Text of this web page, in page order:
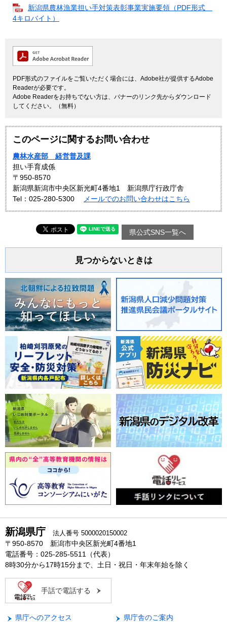
新潟県農林漁業担い手対策表彰事業実施要領（PDF形式
4キロバイト）
PDF形式のファイルをご覧いただく場合には、Adobe社が提供するAdobe
Readerが必要です。
Adobe Readerをお持ちでない方は、バナーのリンク先からダウンロード
してください。（無料）
このページに関するお問い合わせ
農林水産部 経営普及課
担い手育成係
〒950-8570
新潟県新潟市中央区新光町4番地1 新潟県庁行政庁舎
Tel：025-280-5300
メールでのお問い合わせはこちら
県公式SNS一覧へ
見つからないときは
新潟県庁 法人番号 5000020150002
〒950-8570 新潟市中央区新光町4番地1
電話番号：025-285-5511（代表）
8時30分から17時15分まで、土日・祝日・年末年始を除く
手話で電話する
県庁へのアクセス 県庁舎のご案内